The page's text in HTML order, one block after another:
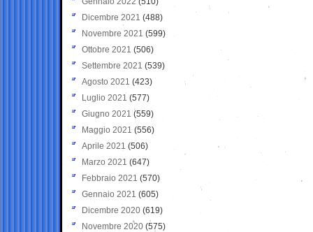
Dicembre 2021 (488)
Novembre 2021 (599)
Ottobre 2021 (506)
Settembre 2021 (539)
Agosto 2021 (423)
Luglio 2021 (577)
Giugno 2021(559)
Maggio 2021 (556)
Aprile 2021 (506)
Marzo 2021 (647)
Febbraio 2021 (570)
Gennaio 2021 (605)
Dicembre 2020 (619)
Novembre 2020 (575)